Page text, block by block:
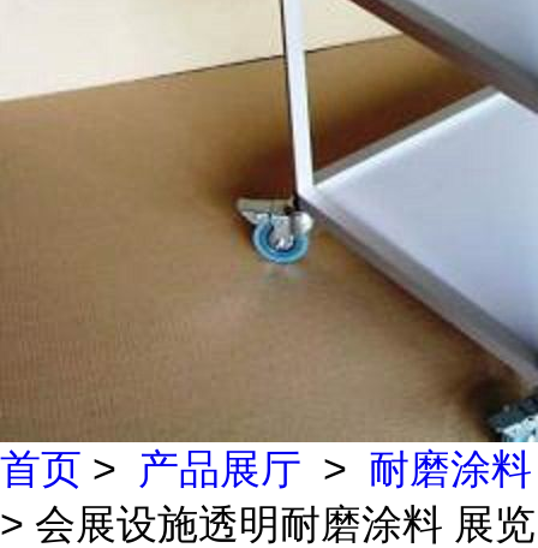
首页 > 产品展厅 > 耐磨涂料
> 会展设施透明耐磨涂料 展览